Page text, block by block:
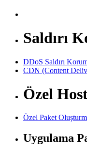
Saldırı
DDoS Saldırı
CDN (Content
Özel
Özel Paket
Uygulama